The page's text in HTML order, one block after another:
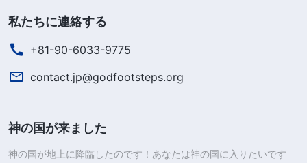
私たちに連絡する
+81-90-6033-9775
contact.jp@godfootsteps.org
神の国が来ました
神の国が地上に降臨したのです！あなたは神の国に入りたいです